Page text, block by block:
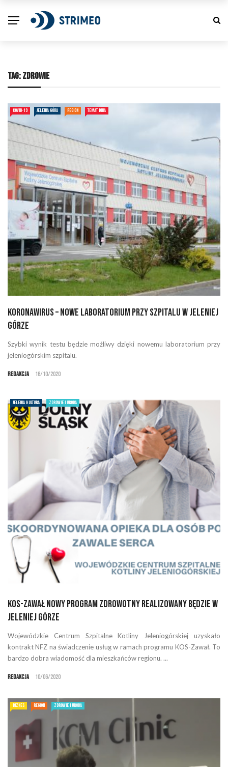
TAG:ZDROWIE
COVID-19 JELENIA GÓRA REGION TEMAT DNIA
Koronawirus – nowe laboratorium przy szpitalu w Jeleniej
Górze
Szybki wynik testu będzie możliwy dzięki nowemu laboratorium przy
jeleniogórskim szpitalu.
Redakcja 16/10/2020
JELENIA KULTURA ZDROWIE I URODA
KOS-ZAWAŁ nowy program zdrowotny realizowany będzie w
Jeleniej Górze
Wojewódzkie Centrum Szpitalne Kotliny Jeleniogórskiej uzyskało
kontrakt NFZ na świadczenie usług w ramach programu KOS-Zawał. To
bardzo dobra wiadomość dla mieszkańców regionu. ...
Redakcja 10/06/2020
BIZNES REGION ZDROWIE I URODA